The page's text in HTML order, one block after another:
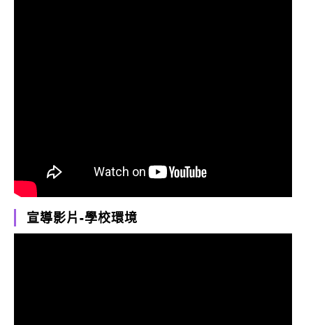
宣導影片-學校環境